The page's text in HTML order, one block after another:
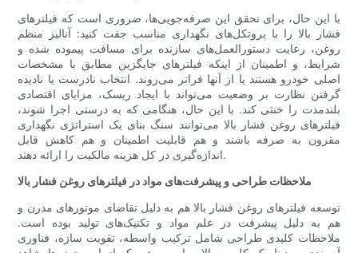
با این حال، برای تحقق این صرفه‌جویی‌ها، ضروری است که فیلترهای
فشار بالا را با پروتکل‌های نگهداری مناسب جفت کنید: آنالیز منظم
روغن، رعایت دستورالعمل‌های سازنده برای مسافت پیموده شده و
شرایط، و اطمینان از اینکه فیلترهای جایگزین مطابق با مشخصات
اصلی خودرو هستند یا از آنها فراتر می‌روند. انتخاب نادرست یا نادیده
گرفتن نظارت بر وضعیت می‌تواند با ایجاد ریسک، مزایای اقتصادی
بلندمدت را خنثی کند. با این حال، هنگامی که به درستی اجرا شوند،
فیلترهای روغن فشار بالا می‌توانند سنگ بنای یک استراتژی نگهداری
مقرون به صرفه باشند و هم قابلیت اطمینان و هم کاهش قابل
اندازه‌گیری در کل هزینه مالکیت را ارائه دهند.
ملاحظات طراحی و پیشرفت‌های مواد در فیلترهای روغن فشار بالا
توسعه فیلترهای روغن فشار بالا هم به دلیل تقاضای موتورهای مدرن و
هم به دلیل پیشرفت در علم مواد و تکنیک‌های تولید بوده است.
ملاحظات کلیدی طراحی شامل ترکیب واسطه، تقویت سازه، فناوری